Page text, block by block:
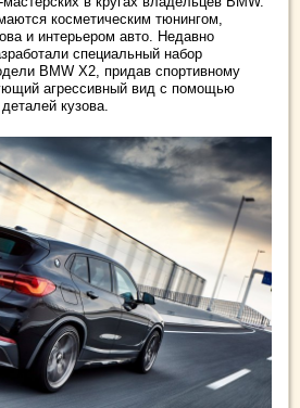
косметическим тюнингом,
и интерьером авто. Недавно
специальный набор
BMW X2, придав спортивному
агрессивный вид с помощью
кузова.